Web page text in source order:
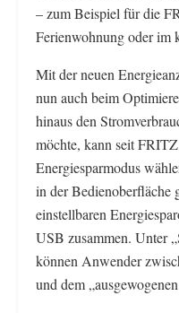
– zum Beispiel für die
Ferienwohnung oder im
Mit der neuen
nun auch beim
hinaus den
möchte, kann seit
Energiesparmodus
in der Bedienoberfläche
einstellbaren
USB zusammen. Unter
können Anwender
und dem